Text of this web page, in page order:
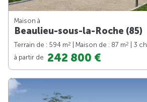
Maison à
Beaulieu-sous-la-Roche (85)
Terrain de : 594 m2 | Maison de : 87 m2
| 3 ch.
à partir de 242 800 €